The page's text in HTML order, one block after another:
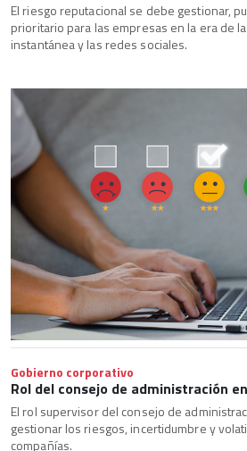
El riesgo reputacional se debe gestionar,
prioritario para las empresas en la era de
instantánea y las redes sociales.
Gobierno corporativo
Rol del consejo de administración
El rol supervisor del consejo de
gestionar los riesgos, incertidumbre y
compañías.